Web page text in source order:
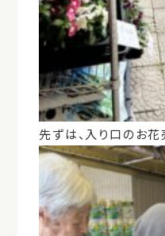
先ずは、入り口のお花